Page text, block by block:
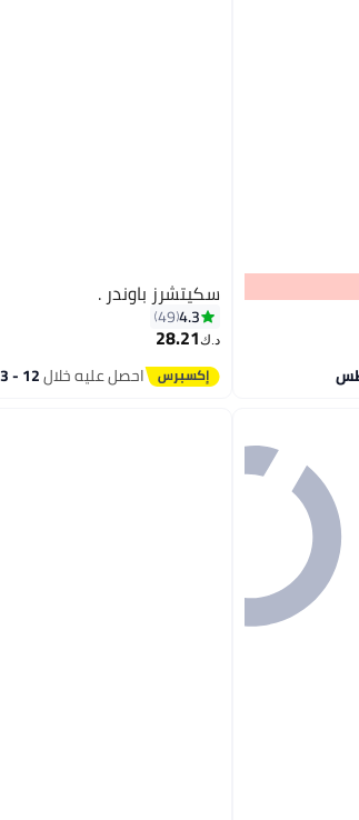
سكيتشرز باوندر .
4.3
49
د.ك‏28.21
احصل عليه خلال12 - 13 اغسطس